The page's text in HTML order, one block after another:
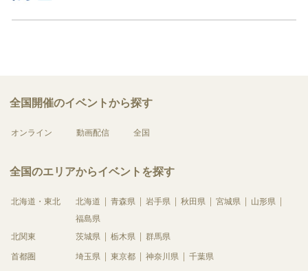
全国開催のイベントから探す
オンライン 動画配信 全国
全国のエリアからイベントを探す
北海道・東北 北海道 青森県 岩手県 秋田県 宮城県
山形県
福島県
北関東
茨城県 栃木県 群馬県
首都圏 埼玉県 東京都 神奈川県 千葉県